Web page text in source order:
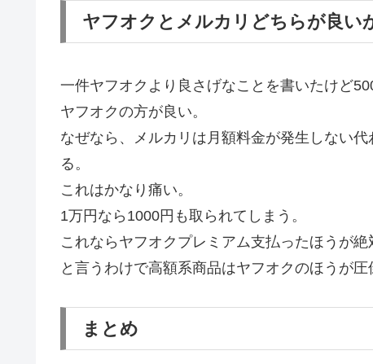
ヤフオクとメルカリどちらが良い
一件ヤフオクより良さげなことを書いたけど
ヤフオクの方が良い。
なぜなら、メルカリは月額料金が発生しない
る。
これはかなり痛い。
1万円なら1000円も取られてしまう。
これならヤフオクプレミアム支払ったほうが絶
と言うわけで高額系商品はヤフオクのほうが圧
まとめ